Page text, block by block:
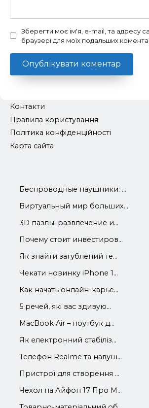
Зберегти моє ім'я, e-mail, та адресу
браузері для моїх подальших
Контакти
Правила користування
Політика конфіденційності
Карта сайта
Беспроводные наушники: ...
Виртуальный мир больших...
3D пазлы: развлечение и...
Почему стоит инвестиров...
Як знайти загублений те...
Чекати новинку iPhone 1...
Как начать онлайн-карье...
5 речей, які вас здивую...
MacBook Air – ноутбук д...
Як електронний стабіліз...
Телефон Realme та навуш...
Пристрої для створення ...
Чехол на Айфон 17 Про М...